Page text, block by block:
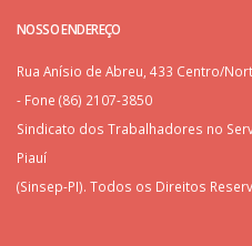
NOSSO ENDEREÇO
Rua Anísio de Abreu, 433 Centro/
- Fone (86) 2107-3850
Sindicato dos Trabalhadores no
Piauí
(Sinsep-PI). Todos os Direitos